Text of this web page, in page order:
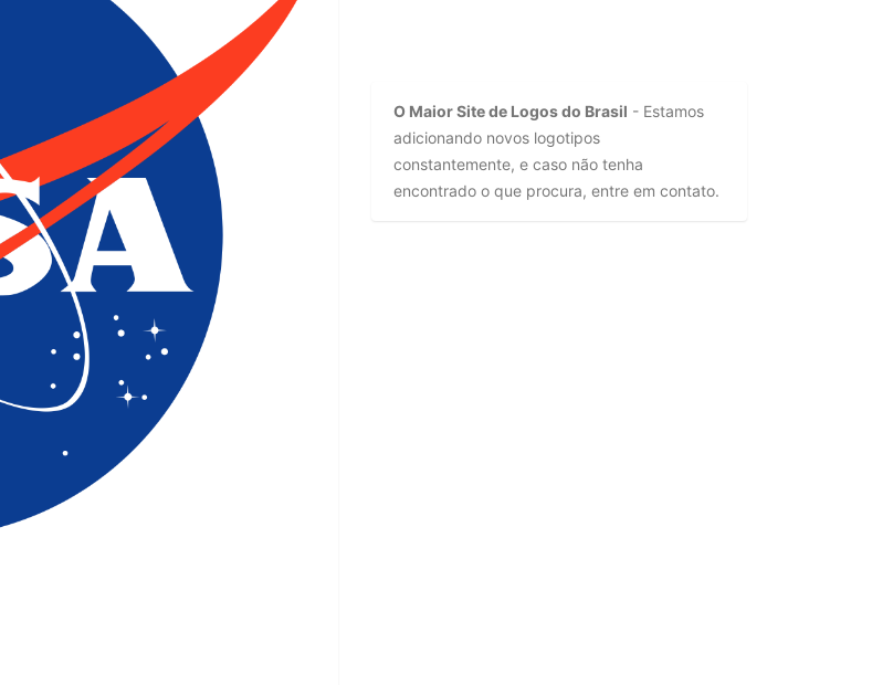
O Maior Site de Logos do Brasil - Estamos
adicionando novos logotipos
constantemente, e caso não tenha
encontrado o que procura, entre em contato.